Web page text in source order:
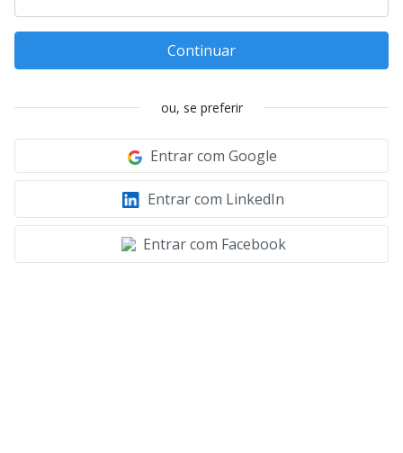
Continuar
ou, se preferir
Entrar com Google
Entrar com LinkedIn
Entrar com Facebook